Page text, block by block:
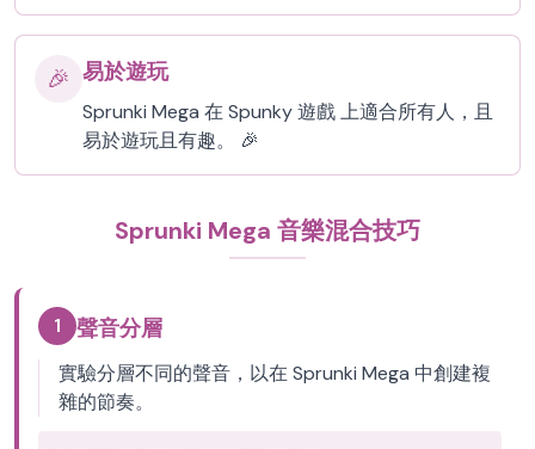
🎉 易於遊玩
Sprunki Mega 在 Spunky 遊戲 上適合所有人，且
易於遊玩且有趣。 🎉
Sprunki Mega 音樂混合技巧
1 聲音分層
實驗分層不同的聲音，以在 Sprunki Mega 中創建複
雜的節奏。